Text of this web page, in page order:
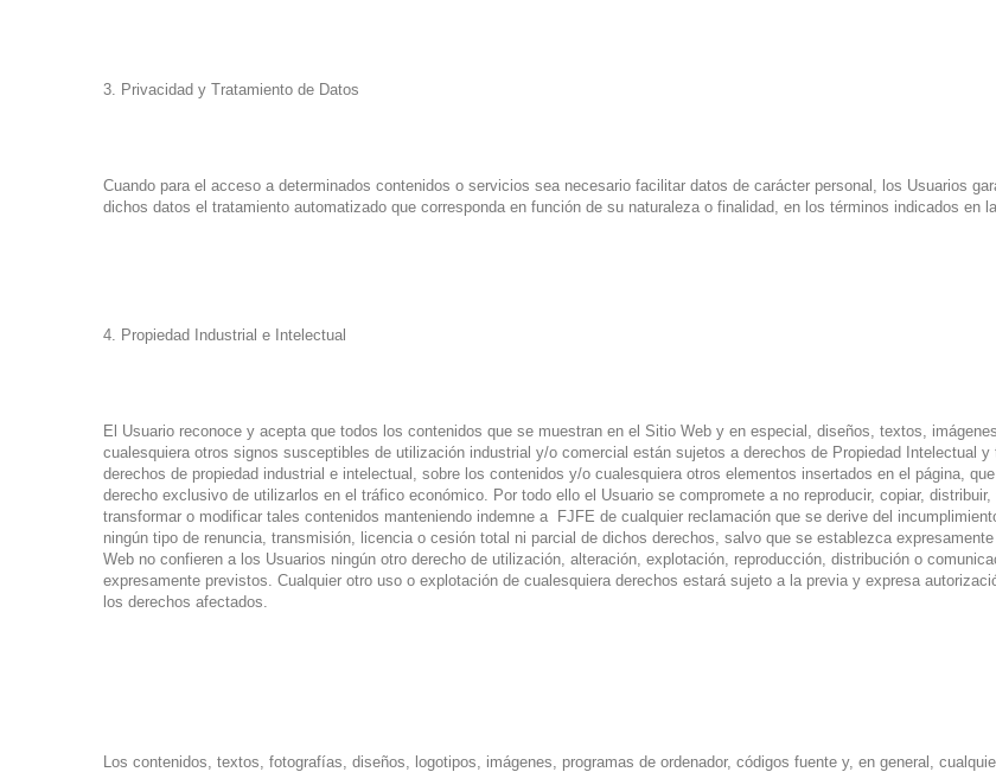
3. Privacidad y Tratamiento de Datos
Cuando para el acceso a determinados contenidos o servicios sea necesario facilitar datos de carácter personal, los Usuarios
dichos datos el tratamiento automatizado que corresponda en función de su naturaleza o finalidad, en los términos indicados en
4. Propiedad Industrial e Intelectual
El Usuario reconoce y acepta que todos los contenidos que se muestran en el Sitio Web y en especial, diseños, textos,
cualesquiera otros signos susceptibles de utilización industrial y/o comercial están sujetos a derechos de Propiedad Intelectual
derechos de propiedad industrial e intelectual, sobre los contenidos y/o cualesquiera otros elementos insertados en el página,
derecho exclusivo de utilizarlos en el tráfico económico. Por todo ello el Usuario se compromete a no reproducir, copiar,
transformar o modificar tales contenidos manteniendo indemne a FJFE de cualquier reclamación que se derive del
ningún tipo de renuncia, transmisión, licencia o cesión total ni parcial de dichos derechos, salvo que se establezca
Web no confieren a los Usuarios ningún otro derecho de utilización, alteración, explotación, reproducción, distribución o
expresamente previstos. Cualquier otro uso o explotación de cualesquiera derechos estará sujeto a la previa y expresa
los derechos afectados.
Los contenidos, textos, fotografías, diseños, logotipos, imágenes, programas de ordenador, códigos fuente y, en general,